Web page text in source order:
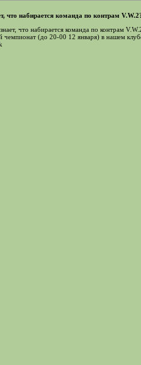
что набирается команда по контрам
что набирается команда по контрам
чемпионат (до 20-00 12 января) в нашем